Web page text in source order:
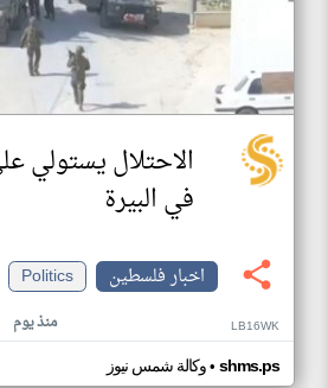
في البيرة
اخبار فلسطين
Politics
منذ يوم LB16WK
وكالة شمس نيوز• shms.ps